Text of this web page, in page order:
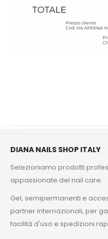
DIANA NAILS SHOP ITALY
Selezioniamo prodotti
appassionate del nail care.
Gel, semipermanenti e
partner internazionali, per
facilità d'uso e spedizioni